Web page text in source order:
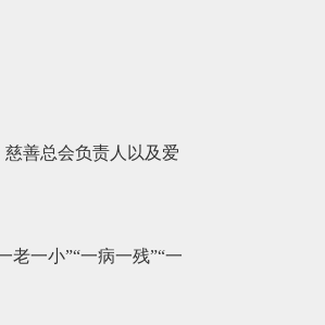
善总会负责人以及爱
一小”“一病一残”“一